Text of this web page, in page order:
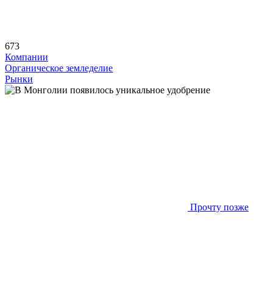
673
Компании
Органическое земледелие
Рынки
Прочту позже